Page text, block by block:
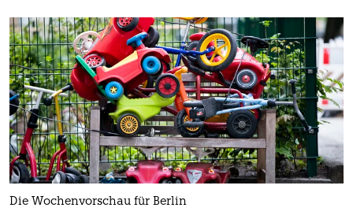
Die Wochenvorschau für Berlin